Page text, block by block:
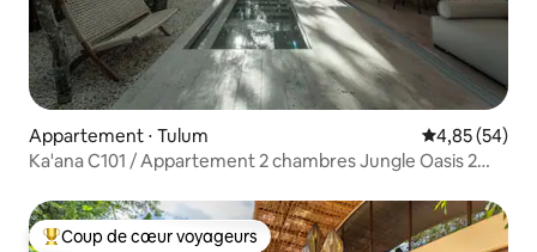
Appartement ⋅ Tulum Évaluation
4,85 (54)
Ka'ana C101 / Appartement 2 chambres Jungle Oasis 2
Coups de cœur voyageurs les plus appréciés
Coup de cœur voyageurs